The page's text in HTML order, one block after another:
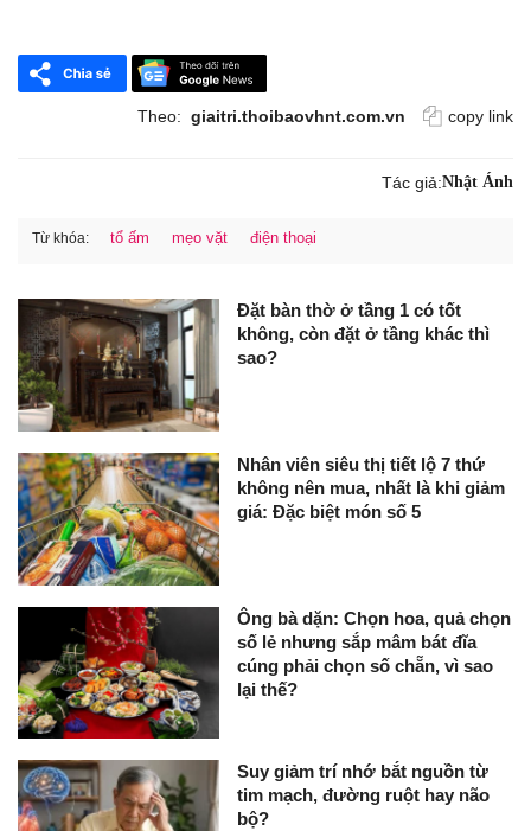
Theo: giaitri.thoibaovhnt.com.vn copy link
Tác giả:Nhật Ánh
Từ khóa: tổ ấm mẹo vặt điện thoại
Đặt bàn thờ ở tầng 1 có tốt
không, còn đặt ở tầng khác thì
sao?
Nhân viên siêu thị tiết lộ 7 thứ
không nên mua, nhất là khi giảm
giá: Đặc biệt món số 5
Ông bà dặn: Chọn hoa, quả chọn
số lẻ nhưng sắp mâm bát đĩa
cúng phải chọn số chẵn, vì sao
lại thế?
Suy giảm trí nhớ bắt nguồn từ
tim mạch, đường ruột hay não
bộ?